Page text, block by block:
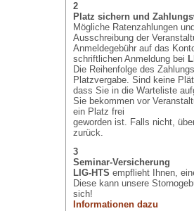
2
Platz sichern und
Mögliche Ratenzahlungen
Ausschreibung der
Anmeldegebühr auf das
schriftlichen Anmeldung bei
Die Reihenfolge des
Platzvergabe. Sind keine
dass Sie in die Warteliste
Sie bekommen vor
ein Platz frei
geworden ist. Falls nicht,
zurück.
3
Seminar-Versicherung
LIG-HTS empflieht Ihnen,
Diese kann unsere
sich!
Informationen dazu